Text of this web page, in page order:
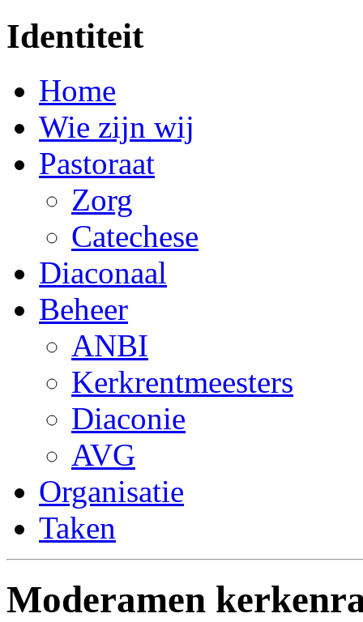
Identiteit
Home
Wie zijn wij
Pastoraat
Zorg
Catechese
Diaconaal
Beheer
ANBI
Kerkrentmeesters
Diaconie
AVG
Organisatie
Taken
Moderamen